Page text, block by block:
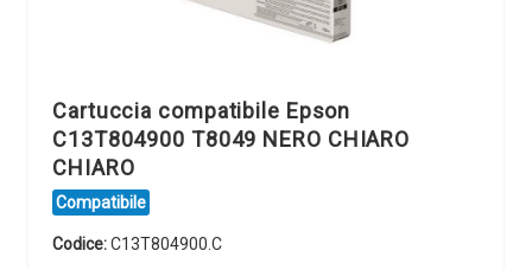
Cartuccia compatibile Epson
C13T804900 T8049 NERO CHIARO
CHIARO
Compatibile
Codice:C13T804900.C